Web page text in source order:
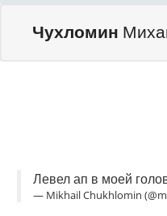
Чухломин
Левел ап в моей
— Mikhail Chukhlomin